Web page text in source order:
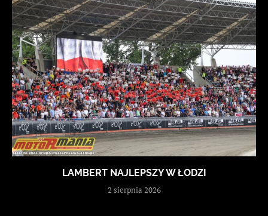
LAMBERT NAJLEPSZY W ŁODZI
2 sierpnia 2026